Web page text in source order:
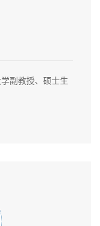
副教授、硕士生